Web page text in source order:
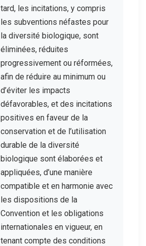
tard, les incitations, y compris
les subventions néfastes pour
la diversité biologique, sont
éliminées, réduites
progressivement ou réformées,
afin de réduire au minimum ou
d’éviter les impacts
défavorables, et des incitations
positives en faveur de la
conservation et de l’utilisation
durable de la diversité
biologique sont élaborées et
appliquées, d’une manière
compatible et en harmonie avec
les dispositions de la
Convention et les obligations
internationales en vigueur, en
tenant compte des conditions